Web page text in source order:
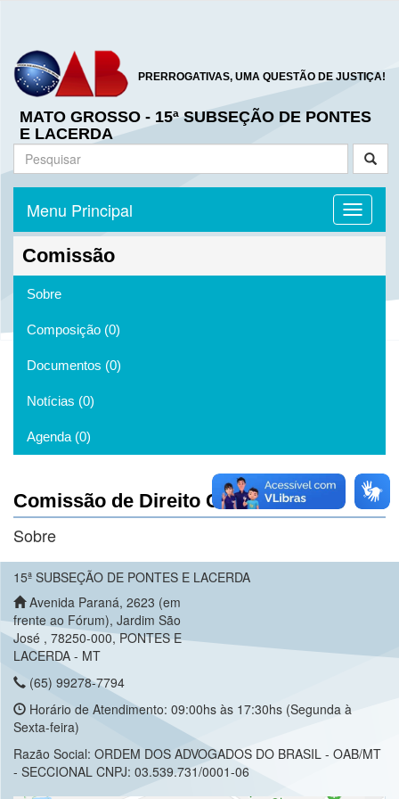
PRERROGATIVAS, UMA QUESTÃO DE JUSTIÇA!
MATO GROSSO - 15ª SUBSEÇÃO DE PONTES
E LACERDA
Toggle
Menu Principal
Comissão
Sobre
Composição (0)
Documentos (0)
Notícias (0)
Agenda (0)
Comissão de Direito Condominial
Sobre
15ª SUBSEÇÃO DE PONTES E LACERDA
Avenida Paraná, 2623 (em
frente ao Fórum), Jardim São
José , 78250-000, PONTES E
LACERDA - MT
(65) 99278-7794
Horário de Atendimento: 09:00hs às 17:30hs (Segunda à
Sexta-feira)
Razão Social: ORDEM DOS ADVOGADOS DO BRASIL - OAB/MT
- SECCIONAL CNPJ: 03.539.731/0001-06